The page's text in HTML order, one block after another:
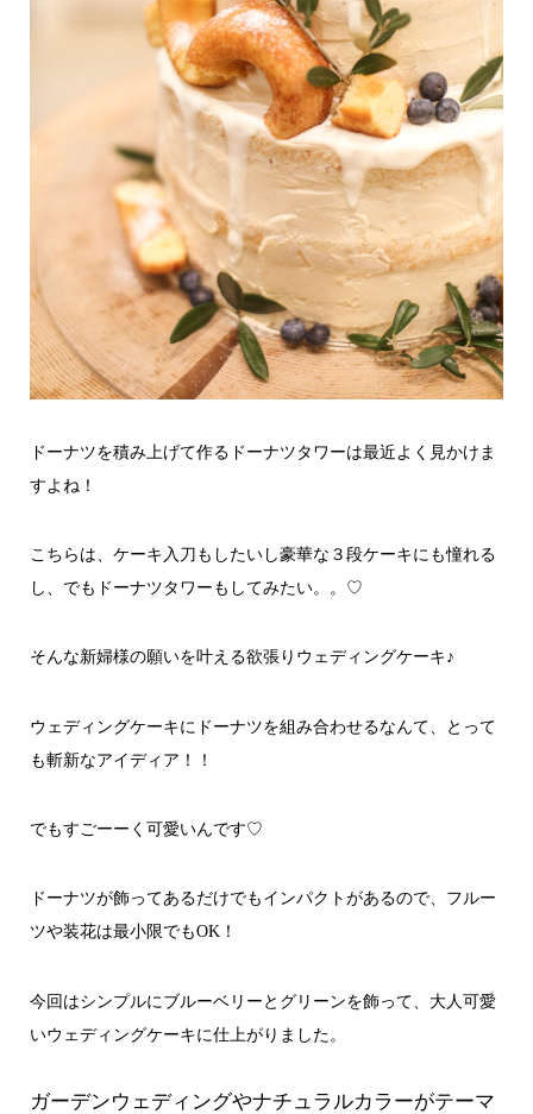
ドーナツを積み上げて作るドーナツタワーは最近よく見かけま
すよね！
こちらは、ケーキ入刀もしたいし豪華な３段ケーキにも憧れる
し、でもドーナツタワーもしてみたい。。♡
そんな新婦様の願いを叶える欲張りウェディングケーキ♪
ウェディングケーキにドーナツを組み合わせるなんて、とって
も斬新なアイディア！！
でもすごーーく可愛いんです♡
ドーナツが飾ってあるだけでもインパクトがあるので、フルー
ツや装花は最小限でもOK！
今回はシンプルにブルーベリーとグリーンを飾って、大人可愛
いウェディングケーキに仕上がりました。
ガーデンウェディングやナチュラルカラーがテーマ